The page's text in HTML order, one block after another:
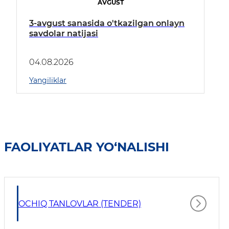
AVGUST
3-avgust sanasida o'tkazilgan onlayn
savdolar natijasi
04.08.2026
Yangiliklar
FAOLIYATLAR YO‘NALISHI
OCHIQ TANLOVLAR (TENDER)